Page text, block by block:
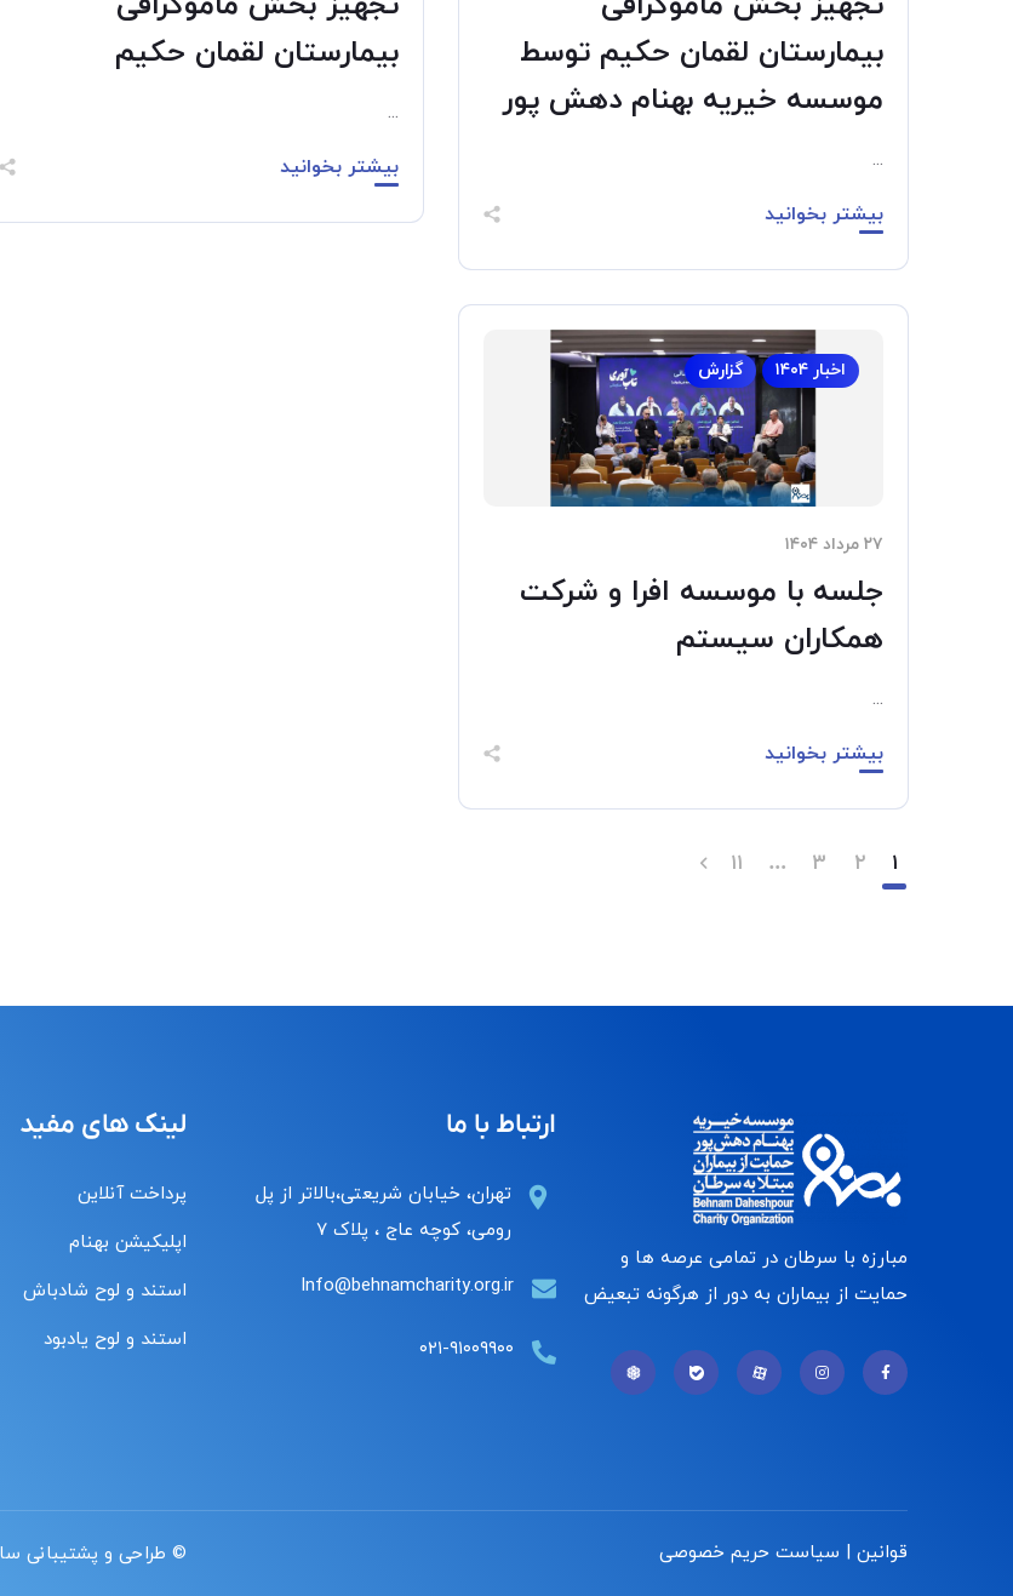
بیمارستان لقمان حکیم توسط
موسسه خیریه بهنام دهش پور
...
بیشتر بخوانید
بیمارستان لقمان حکیم
...
بیشتر بخوانید
اخبار ۱۴۰۴ گزارش
۲۷ مرداد ۱۴۰۴
جلسه با موسسه افرا و شرکت
همکاران سیستم
...
بیشتر بخوانید
۱ ۲ ۳ … ۱۱
مبارزه با سرطان در تمامی عرصه ها و
حمایت از بیماران به دور از هرگونه تبعیض
ارتباط با ما
تهران، خیابان شریعتی،بالاتر از پل
رومی، کوچه عاج ، پلاک ۷
Info@behnamcharity.org.ir
۰۲۱-۹۱۰۰۹۹۰۰
لینک های مفید
پرداخت آنلاین
اپلیکیشن بهنام
استند و لوح شادباش
استند و لوح یادبود
قوانین | سیاست حریم خصوصی © طراحی و پشتیبانی